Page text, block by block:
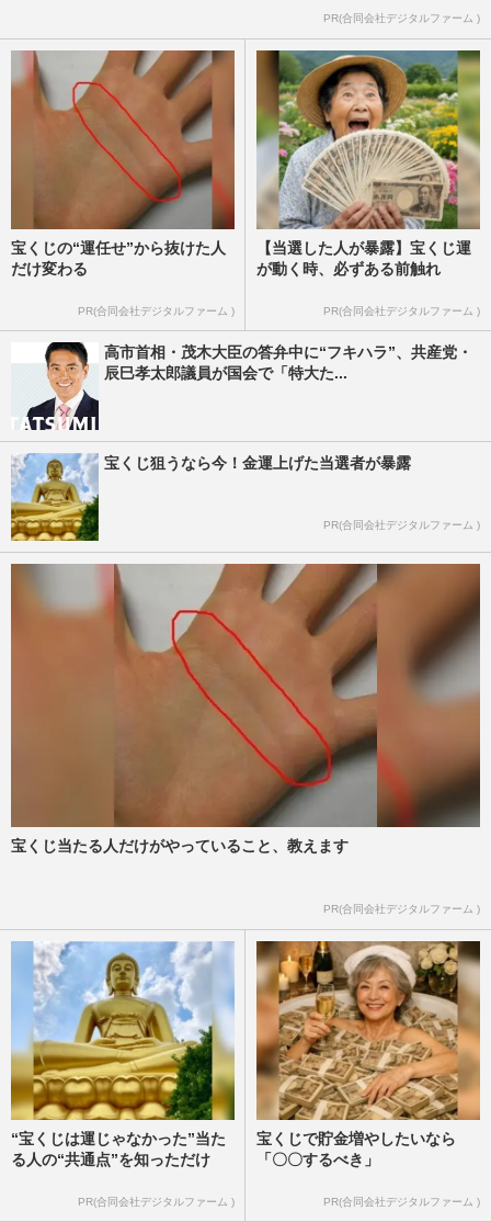
PR(合同会社デジタルファーム )
宝くじの“運任せ”から抜けた人
だけ変わる
PR(合同会社デジタルファーム )
【当選した人が暴露】宝くじ運
が動く時、必ずある前触れ
PR(合同会社デジタルファーム )
高市首相・茂木大臣の答弁中に“フキハラ”、共産党・
辰巳孝太郎議員が国会で「特大た...
宝くじ狙うなら今！金運上げた当選者が暴露
PR(合同会社デジタルファーム )
宝くじ当たる人だけがやっていること、教えます
PR(合同会社デジタルファーム )
“宝くじは運じゃなかった”当た
る人の“共通点”を知っただけ
PR(合同会社デジタルファーム )
宝くじで貯金増やしたいなら
「〇〇するべき」
PR(合同会社デジタルファーム )